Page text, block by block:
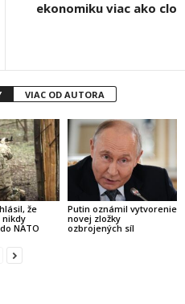
ekonomiku viac ako clo
VIAC OD AUTORA
že
nikdy
NATO
Putin oznámil vytvorenie
novej zložky
ozbrojených síl